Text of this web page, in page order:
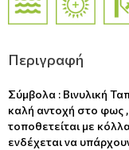
Περιγραφή
Σύμβολα : Βινυλική
καλή αντοχή στο φως ,
τοποθετείται με
ενδέχεται να